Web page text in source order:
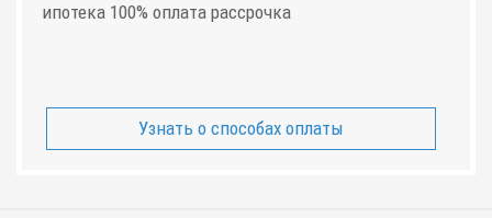
ипотека 100% оплата рассрочка
Узнать о способах оплаты